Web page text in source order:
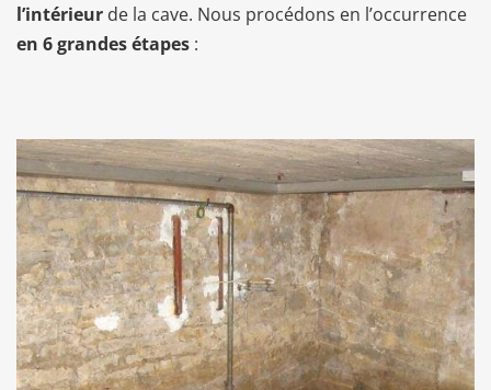
l’intérieur de la cave. Nous procédons en l’occurrence
en 6 grandes étapes :